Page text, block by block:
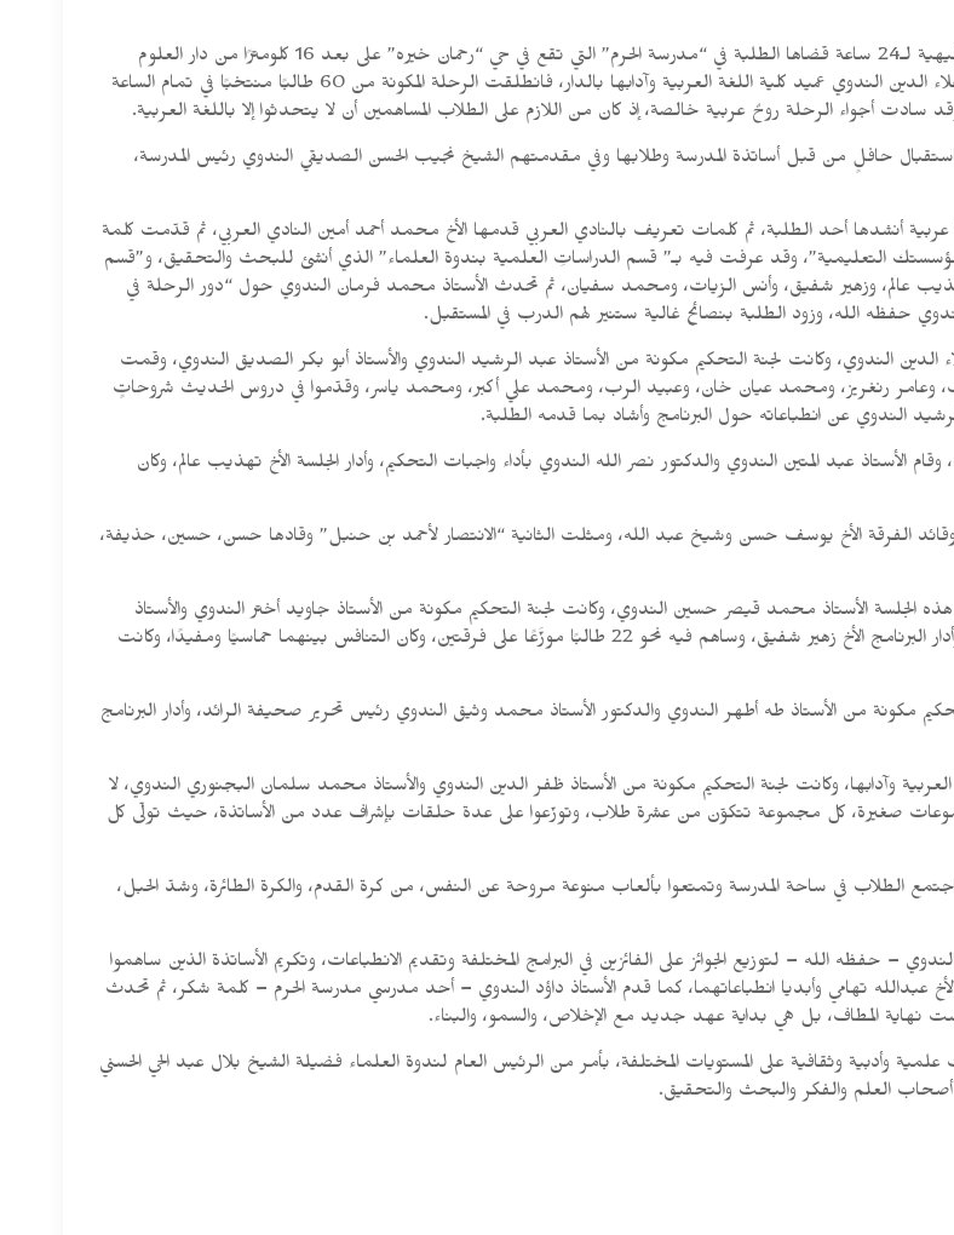
نظم النادي العربي لطلبة دارالعلوم لندوة العلماء رحلة علمية وأدبية وثقافية وترفيهية لـ24 ساعة قضاها الطلبة في “مدرسة الحرم” التي تقع في حي “رحمان خيره” على بعد 16 كلومترًا من دار العلوم
لندوة العلماء، وذلك يوم الخميس 31/ يوليو 2025م تحت إشراف سعادة الأستاذ علاء الدين الندوي عميد كلية اللغة العربية وآدابها بالدار، فانطلقت الرحلة المكونة من 60 طالبًا منتخبًا في تمام الساعة
سادت أجواء الرحلة روحٌ عربية خالصة، إذ كان من اللازم على الطلاب المساهمين أن لا يتحدثوا إلا باللغة العربية.
حافلٍ من قبل أساتذة المدرسة وطلابها وفي مقدمتهم الشيخ نجيب الحسن الصديقي الندوي رئيس المدرسة،
عربية أنشدها أحد الطلبة، ثم كلمات تعريف بالنادي العربي قدمها الأخ محمد أحمد أمين النادي العربي، ثم قدّمت كلمة
التعليمية”، وقد عرفت فيه بـ” قسم الدراساتِ العلمية بندوة العلماء” الذي أنشئ للبحث والتحقيق، و”قسم
عالم، وزهير شفيق، وأنس الزيات، ومحمد سفيان، ثم تحدث الأستاذ محمد فرمان الندوي حول “دور الرحلة في
حفظه الله، وزود الطلبة بنصائح غالية ستنير لهم الدرب في المستقبل.
الندوي، وكانت لجنة التحكيم مكونة من الأستاذ عبد الرشيد الندوي والأستاذ أبو بكر الصديق الندوي، وقمت
وعامر رنغريز، ومحمد عيان خان، وعبيد الرب، ومحمد علي أكبر، ومحمد ياسر، وقدّموا في دروس الحديث شروحاتٍ
الندوي عن انطباعاته حول البرنامج وأشاد بما قدمه الطلبة.
عبد المتين الندوي والدكتور نصر الله الندوي بأداء واجبات التحكيم، وأدار الجلسة الأخ تهذيب عالم، وكان
وقائد الفرقة الأخ يوسف حسن وشيخ عبد الله، ومثلت الثانية “الانتصار لأحمد بن حنبل” وقادها حسن، حسين، حذيفة،
هذه الجلسة الأستاذ محمد قيصر حسين الندوي، وكانت لجنة التحكيم مكونة من الأستاذ جاويد أختر الندوي والأستاذ
معراج الحسن الندوي، وقد حضر فيه الدكتور محمد وثيق الندوي كضيف شرف، وأدار البرنامج الأخ زهير شفيق، وساهم فيه نحو 22 طالبًا موزَّعًا على فرقتين، وكان التنافس بينهما حماسيًا ومفيدًا، وكانت
مكونة من الأستاذ طه أطهر الندوي والدكتور الأستاذ محمد وثيق الندوي رئيس تحرير صحيفة الرائد، وأدار البرنامج
وآدابها، وكانت لجنة التحكيم مكونة من الأستاذ ظفر الدين الندوي والأستاذ محمد سلمان البجنوري الندوي، لا
مجموعات صغيرة، كل مجموعة تتكوّن من عشرة طلاب، وتوزّعوا على عدة حلقات بإشراف عدد من الأساتذة، حيث تولّى كل
الطلاب في ساحة المدرسة وتمتعوا بألعاب منوعة مروحة عن النفس، من كرة القدم، والكرة الطائرة، وشدّ الحبل،
حفظه الله – لتوزيع الجوائز على الفائزين في البرامج المختلفة وتقديم الانطباعات، وتكريم الأساتذة الذين ساهموا
عبدالله تهامي وأبديا انطباعاتهما، كما قدم الأستاذ داؤد الندوي – أحد مدرسي مدرسة الحرم – كلمة شكر، ثم تحدث
نهاية المطاف، بل هي بداية عهد جديد مع الإخلاص، والسمو، والبناء.
وأدبية وثقافية على المستويات المختلفة، بأمر من الرئيس العام لندوة العلماء فضيلة الشيخ بلال عبد الحي الحسني
أصحاب العلم والفكر والبحث والتحقيق.